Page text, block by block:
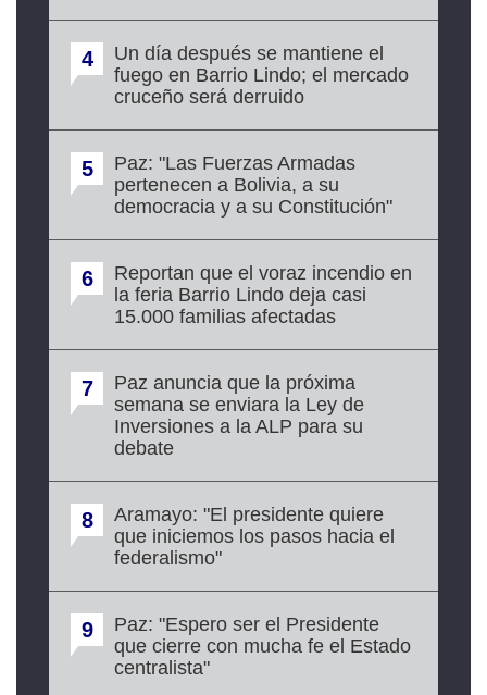
4
Un día después se mantiene el
fuego en Barrio Lindo; el mercado
cruceño será derruido
5
Paz: "Las Fuerzas Armadas
pertenecen a Bolivia, a su
democracia y a su Constitución"
6
Reportan que el voraz incendio en
la feria Barrio Lindo deja casi
15.000 familias afectadas
7
Paz anuncia que la próxima
semana se enviara la Ley de
Inversiones a la ALP para su
debate
8
Aramayo: "El presidente quiere
que iniciemos los pasos hacia el
federalismo"
9
Paz: "Espero ser el Presidente
que cierre con mucha fe el Estado
centralista"